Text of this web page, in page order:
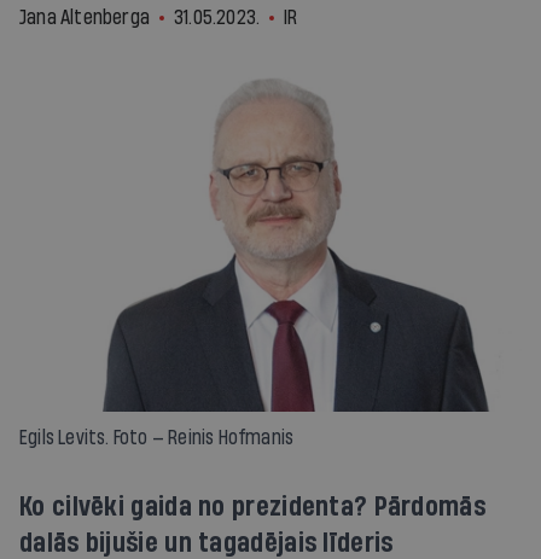
Jana Altenberga 31.05.2023. IR
Egils Levits. Foto — Reinis Hofmanis
Ko cilvēki gaida no prezidenta? Pārdomās
dalās bijušie un tagadējais līderis